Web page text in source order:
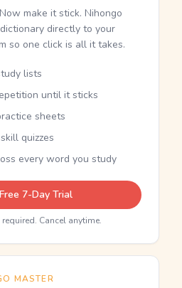
make it stick. Nihongo
directly to your
so one click is all it takes.
lists
until it sticks
sheets
quizzes
every word you study
7-Day Trial
Cancel anytime.
MASTER